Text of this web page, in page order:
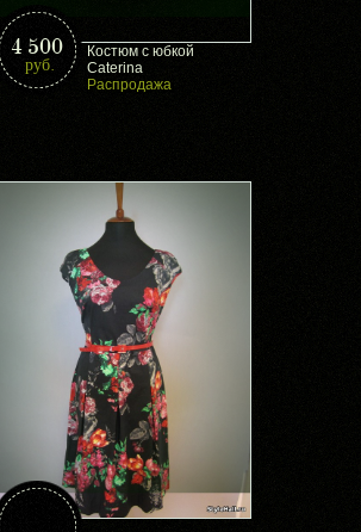
Костюм с юбкой
Caterina
Распродажа
4 500
руб.